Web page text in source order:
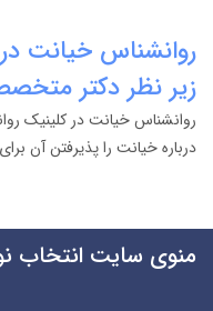
روانشناس خیانت
زیر نظر دکتر
روانشناس خیانت در کلینیک
درباره خیانت را پذیرفتن آن
منوی سایت انتخاب